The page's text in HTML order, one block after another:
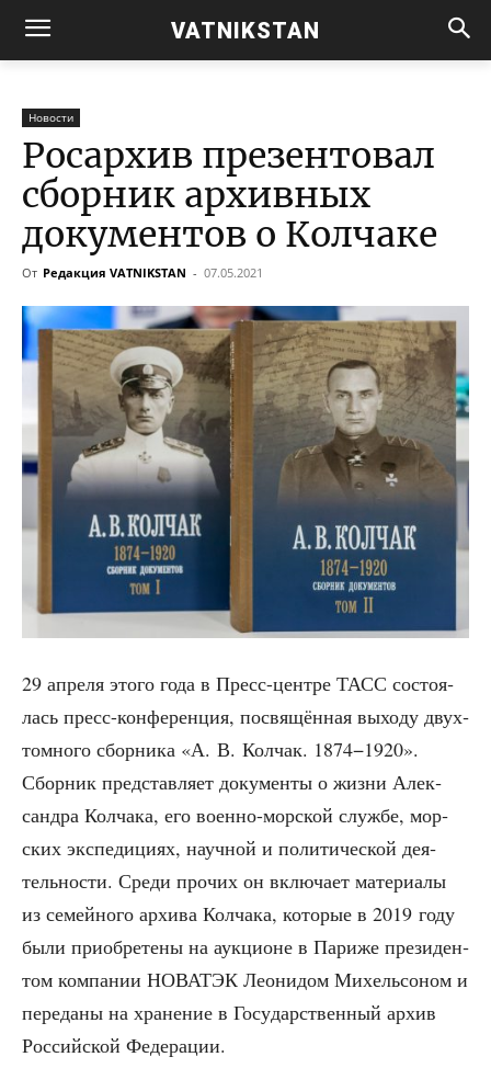
VATNIKSTAN
Новости
Росархив презентовал
сборник архивных
документов о Колчаке
От Редакция VATNIKSTAN - 07.05.2021
29 апре­ля это­го года в Пресс-цен­тре ТАСС состо­я­
лась пресс-кон­фе­рен­ция, посвя­щён­ная выхо­ду двух­
том­но­го сбор­ни­ка «А. В. Кол­чак. 1874−1920».
Сбор­ник пред­став­ля­ет доку­мен­ты о жиз­ни Алек­
сандра Кол­ча­ка, его воен­но-мор­ской служ­бе, мор­
ских экс­пе­ди­ци­ях, науч­ной и поли­ти­че­ской дея­
тель­но­сти. Сре­ди про­чих он вклю­ча­ет мате­ри­а­лы
из семей­но­го архи­ва Кол­ча­ка, кото­рые в 2019 году
были при­об­ре­те­ны на аук­ци­оне в Пари­же пре­зи­ден­
том ком­па­нии НОВАТЭК Лео­ни­дом Михель­со­ном и
пере­да­ны на хра­не­ние в Госу­дар­ствен­ный архив
Рос­сий­ской Федерации.